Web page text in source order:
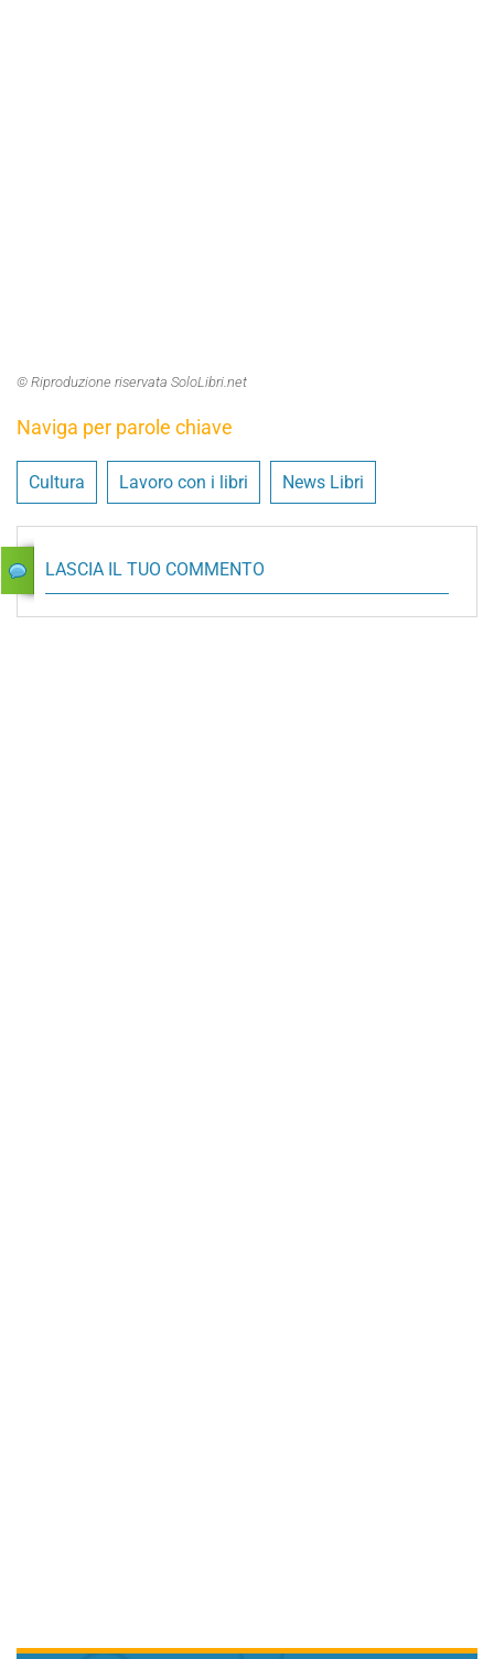
© Riproduzione riservata SoloLibri.net
Naviga per parole chiave
Cultura Lavoro con i libri News Libri
LASCIA IL TUO COMMENTO